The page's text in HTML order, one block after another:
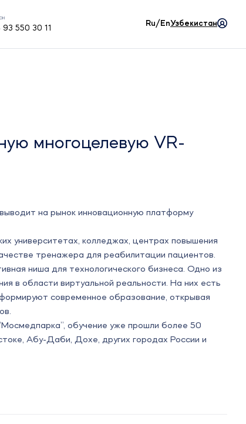
550 30 11
Ru/EnУзбекистан
многоцелевую VR-
на рынок инновационную платформу
университетах, колледжах, центрах повышения
тренажера для реабилитации пациентов.
ниша для технологического бизнеса. Одно из
в области виртуальной реальности. На них есть
современное образование, открывая
обучение уже прошли более 50
Абу-Даби, Дохе, других городах России и